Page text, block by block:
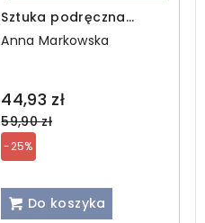
Sztuka podręczna
Wrocławia. Od rzeczy do
wydarzenia
Anna Markowska
44,93 zł
Regular
price
59,90 zł
-25%
Do koszyka